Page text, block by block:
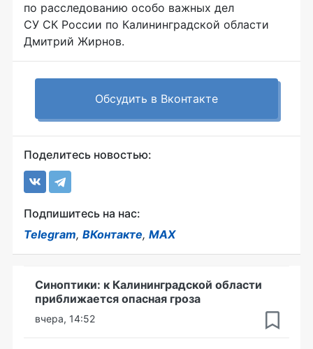
по расследованию особо важных дел
СУ СК России по Калининградской области
Дмитрий Жирнов.
Обсудить в Вконтакте
Поделитесь новостью:
Подпишитесь на нас:
Telegram, ВКонтакте, MAX
Синоптики: к Калининградской области
приближается опасная гроза
вчера, 14:52